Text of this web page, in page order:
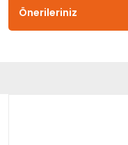
Önerileriniz